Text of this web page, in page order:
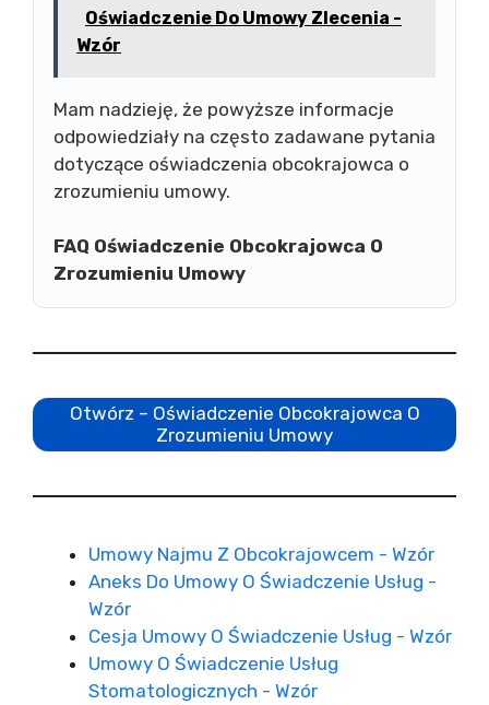
Oświadczenie Do Umowy Zlecenia -
Wzór
Mam nadzieję, że powyższe informacje
odpowiedziały na często zadawane pytania
dotyczące oświadczenia obcokrajowca o
zrozumieniu umowy.
FAQ Oświadczenie Obcokrajowca O
Zrozumieniu Umowy
Otwórz – Oświadczenie Obcokrajowca O
Zrozumieniu Umowy
Umowy Najmu Z Obcokrajowcem - Wzór
Aneks Do Umowy O Świadczenie Usług -
Wzór
Cesja Umowy O Świadczenie Usług - Wzór
Umowy O Świadczenie Usług
Stomatologicznych - Wzór